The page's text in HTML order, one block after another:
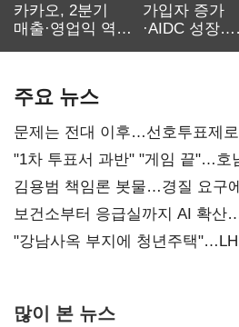
카카오, 2분기
매출·영업익 역대
가입자 증가
·AIDC 성장…
주요 뉴스
문제는 전대 이후…선호투표제
불복'
"1차 투표서 과반" "게임 끝"…호
김용범 책임론 봇물…경질 요구
보건소부터 응급실까지 AI 확산
"강남사옥 부지에 청년주택
많이 본 뉴스